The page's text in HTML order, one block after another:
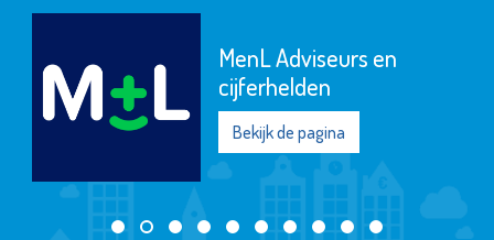
MenL Adviseurs en
cijferhelden
Bekijk de pagina